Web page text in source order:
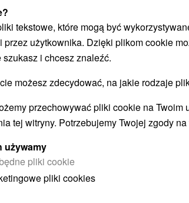
ZAKWATEROWANIE
JEST
ODPOWIEDNIE DLA
Na letnú dovolenku
Školenia a semináre
Na zimnú dovolenku
Oslavy
Teambuilding
Firemné akcie
Športové sústredenia
Školy v prírode
tekstowe, które mogą być
przez użytkownika. Dzięki plikom cookie
i chcesz znaleźć.
możesz zdecydować, na jakie rodzaje
przechowywać pliki cookie na
tej witryny. Potrzebujemy Twojej zgody
używamy
pliki cookie
pliki cookies